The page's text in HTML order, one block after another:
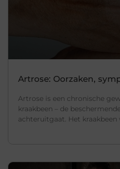
Artrose: Oorzaken,
Artrose is een chronische
kraakbeen – de
achteruitgaat. Het